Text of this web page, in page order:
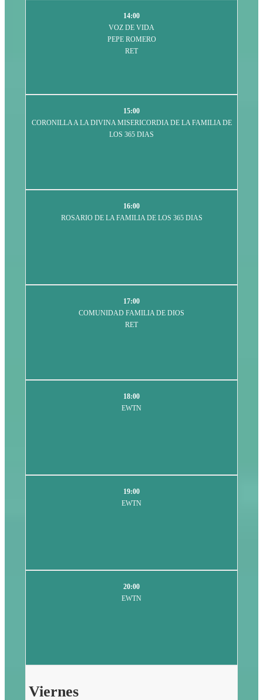
14:00
VOZ DE VIDA
PEPE ROMERO
RET
15:00
CORONILLA A LA DIVINA MISERICORDIA DE LA FAMILIA DE
LOS 365 DIAS
16:00
ROSARIO DE LA FAMILIA DE LOS 365 DIAS
17:00
COMUNIDAD FAMILIA DE DIOS
RET
18:00
EWTN
19:00
EWTN
20:00
EWTN
Viernes